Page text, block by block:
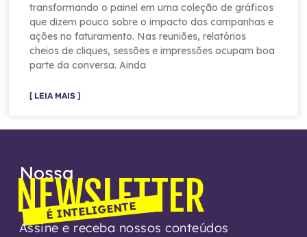
transformando o painel em uma coleção de gráficos
que dizem pouco sobre o impacto das campanhas e
ações no faturamento. Nas reuniões, relatórios
cheios de cliques, sessões e impressões ocupam boa
parte da conversa. Ainda
[ LEIA MAIS ]
Nossa
NEWSLETTER
É INTELIGENTE
Assine e receba nossos conteúdos